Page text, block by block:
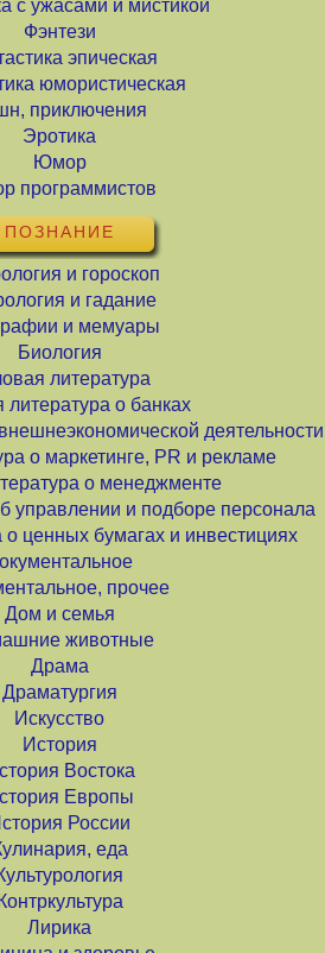
с ужасами и мистикой
Фэнтези
эпическая
юмористическая
приключения
Эротика
Юмор
программистов
ПОЗНАНИЕ
и гороскоп
и гадание
и мемуары
Биология
литература
литература о банках
деятельности
о маркетинге, PR и рекламе
о менеджменте
управлении и подборе персонала
ценных бумагах и инвестициях
прочее
Дом и семья
животные
Драма
Драматургия
Искусство
История
Востока
Европы
России
еда
Контркультура
Лирика